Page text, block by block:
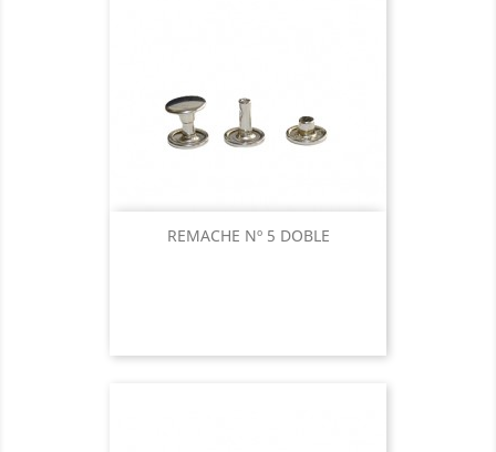
REMACHE Nº 5 DOBLE